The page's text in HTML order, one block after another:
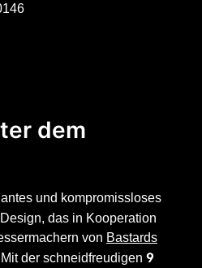
dem
und kompromissloses
das in Kooperation
von Bastards
der schneidfreudigen 9